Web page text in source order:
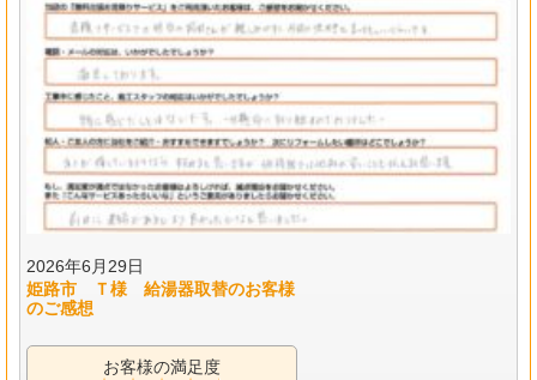
2026年6月29日
姫路市 Ｔ様 給湯器取替のお客様
のご感想
お客様の満足度